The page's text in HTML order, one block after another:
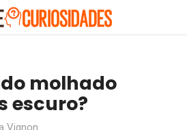
molhado
escuro?
Vignon